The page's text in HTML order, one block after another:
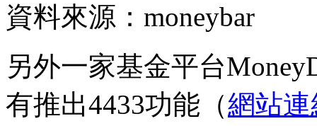
資料來源：moneybar
另外一家基金平台
有推出4433功能（網站連